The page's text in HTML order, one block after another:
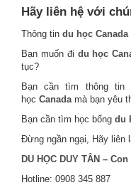
Hãy liên hệ với
Thông tin du học Canada
Bạn muốn đi du học
tục?
Bạn cần tìm thông tin
học Canadamà bạn yêu
Bạn cần tìm học bổng du
Đừng ngần ngại, Hãy liên
DU HỌC DUY TÂN –
Hotline: 0908 345 887